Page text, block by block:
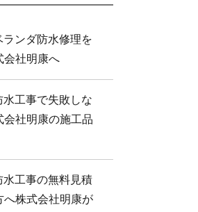
ランダ防水修理を
会社明康へ
水工事で失敗しな
会社明康の施工品
水工事の無料見積
へ株式会社明康が